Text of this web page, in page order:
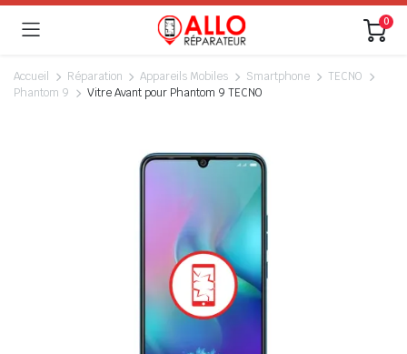
0
Accueil Réparation Appareils Mobiles Smartphone
TECNO
Phantom 9
Vitre Avant pour Phantom 9 TECNO